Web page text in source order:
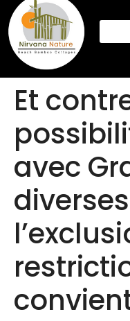
Et
avec